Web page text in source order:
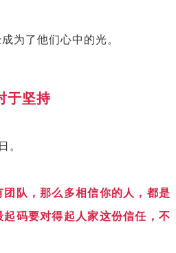
了他们心中的光。
于坚持
团队，那么多相信你的人，都是
码要对得起人家这份信任，不